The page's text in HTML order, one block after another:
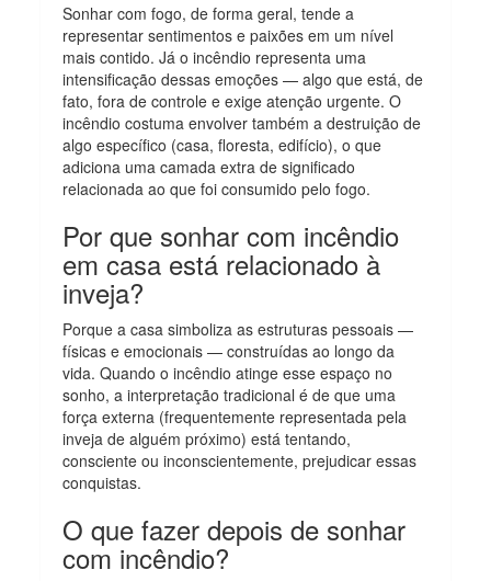
Sonhar com fogo, de forma geral, tende a
representar sentimentos e paixões em um nível
mais contido. Já o incêndio representa uma
intensificação dessas emoções — algo que está, de
fato, fora de controle e exige atenção urgente. O
incêndio costuma envolver também a destruição de
algo específico (casa, floresta, edifício), o que
adiciona uma camada extra de significado
relacionada ao que foi consumido pelo fogo.
Por que sonhar com incêndio
em casa está relacionado à
inveja?
Porque a casa simboliza as estruturas pessoais —
físicas e emocionais — construídas ao longo da
vida. Quando o incêndio atinge esse espaço no
sonho, a interpretação tradicional é de que uma
força externa (frequentemente representada pela
inveja de alguém próximo) está tentando,
consciente ou inconscientemente, prejudicar essas
conquistas.
O que fazer depois de sonhar
com incêndio?